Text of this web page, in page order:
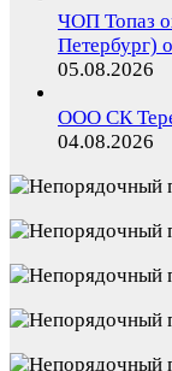
ЧОП Топаз
Петербург)
05.08.2026
ООО СК
04.08.2026